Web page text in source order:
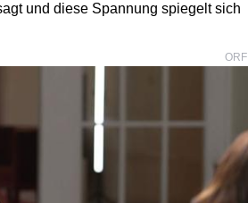
und diese Spannung spiegelt sich
ORF